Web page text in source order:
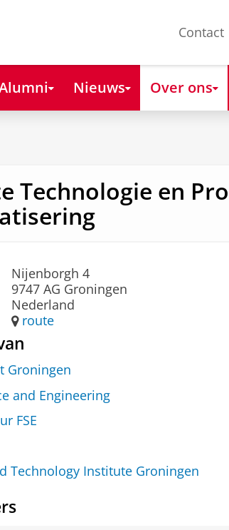
Contact
Nieuws Over ons
Technologie en
Nijenborgh 4
9747 AG Groningen
Nederland
route
Groningen
and Engineering
FSE
Technology Institute Groningen